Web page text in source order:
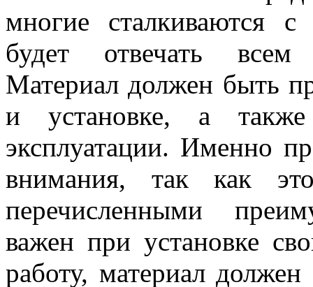
многие сталкиваются
будет отвечать всем
Материал должен быть
и установке, а
эксплуатации. Именно
внимания, так как
перечисленными
важен при установке
работу, материал